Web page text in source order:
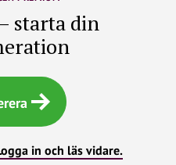
starta din
in och läs vidare.